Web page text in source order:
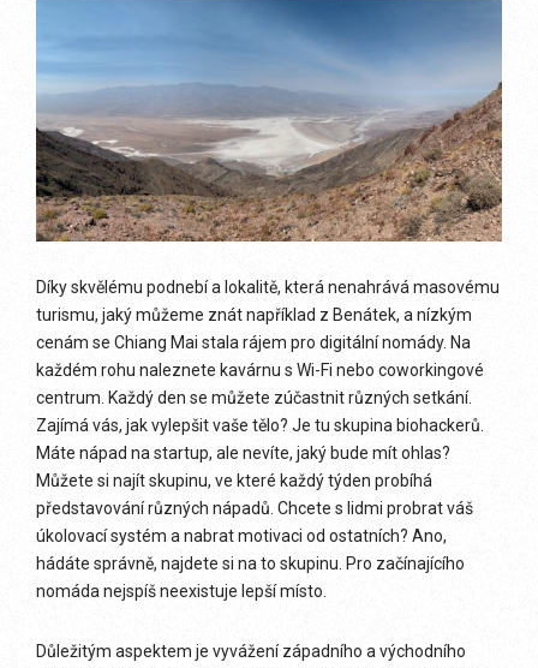
Díky skvělému podnebí a lokalitě, která nenahrává masovému
turismu, jaký můžeme znát například z Benátek, a nízkým
cenám se Chiang Mai stala rájem pro digitální nomády. Na
každém rohu naleznete kavárnu s Wi-Fi nebo coworkingové
centrum. Každý den se můžete zúčastnit různých setkání.
Zajímá vás, jak vylepšit vaše tělo? Je tu skupina biohackerů.
Máte nápad na startup, ale nevíte, jaký bude mít ohlas?
Můžete si najít skupinu, ve které každý týden probíhá
představování různých nápadů. Chcete s lidmi probrat váš
úkolovací systém a nabrat motivaci od ostatních? Ano,
hádáte správně, najdete si na to skupinu. Pro začínajícího
nomáda nejspíš neexistuje lepší místo.
Důležitým aspektem je vyvážení západního a východního